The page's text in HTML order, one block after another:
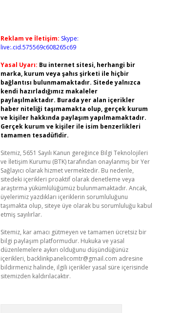
Reklam ve İletişim: Skype:
live:.cid.575569c608265c69
Yasal Uyarı: Bu internet sitesi, herhangi bir
marka, kurum veya şahıs şirketi ile hiçbir
bağlantısı bulunmamaktadır. Sitede yalnızca
kendi hazırladığımız makaleler
paylaşılmaktadır. Burada yer alan içerikler
haber niteliği taşımamakta olup, gerçek kurum
ve kişiler hakkında paylaşım yapılmamaktadır.
Gerçek kurum ve kişiler ile isim benzerlikleri
tamamen tesadüfidir.
Sitemiz, 5651 Sayılı Kanun gereğince Bilgi Teknolojileri
ve İletişim Kurumu (BTK) tarafından onaylanmış bir Yer
Sağlayıcı olarak hizmet vermektedir. Bu nedenle,
sitedeki içerikleri proaktif olarak denetleme veya
araştırma yükümlülüğümüz bulunmamaktadır. Ancak,
üyelerimiz yazdıkları içeriklerin sorumluluğunu
taşımakta olup, siteye üye olarak bu sorumluluğu kabul
etmiş sayılırlar.
Sitemiz, kar amacı gütmeyen ve tamamen ücretsiz bir
bilgi paylaşım platformudur. Hukuka ve yasal
düzenlemelere aykırı olduğunu düşündüğünüz
içerikleri, backlinkpanelicomtr@gmail.com adresine
bildirmeniz halinde, ilgili içerikler yasal süre içerisinde
sitemizden kaldırılacaktır.